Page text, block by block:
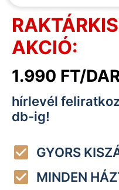
AKCIÓ:
1.990 FT/
hírlevél
db-ig!
GYORS
MINDEN